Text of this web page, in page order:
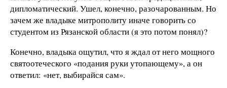
дипломатический. Ушел, конечно, разочарованным. Но
зачем же владыке митрополиту иначе говорить со
студентом из Рязанской области (я это потом понял)?
Конечно, владыка ощутил, что я ждал от него мощного
святоотеческого «подания руки утопающему», а он
ответил: «нет, выбирайся сам».